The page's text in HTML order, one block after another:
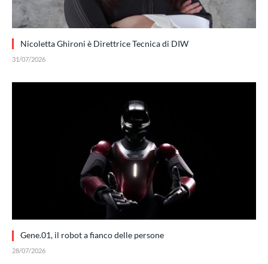
Nicoletta Ghironi è Direttrice Tecnica di DIW
31/07/2026
Gene.01, il robot a fianco delle persone
28/07/2026